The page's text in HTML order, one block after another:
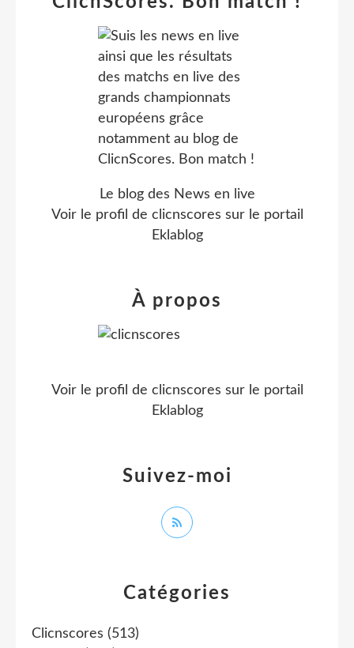
Catégories
Clicnscores (513)
Le blog des News en live
Voir le profil de clicnscores sur le portail
Eklablog
Suivez-moi
À propos
Voir le profil de clicnscores sur le portail
Eklablog